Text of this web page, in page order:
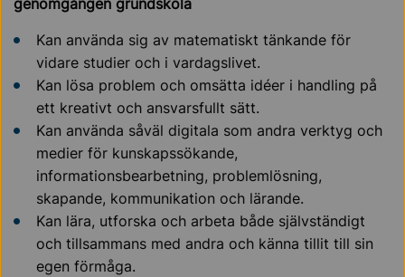
genomgången grundskola
Kan använda sig av matematiskt tänkande för
vidare studier och i vardagslivet.
Kan lösa problem och omsätta idéer i handling på
ett kreativt och ansvarsfullt sätt.
Kan använda såväl digitala som andra verktyg och
medier för kunskapssökande,
informationsbearbetning, problemlösning,
skapande, kommunikation och lärande.
Kan lära, utforska och arbeta både självständigt
och tillsammans med andra och känna tillit till sin
egen förmåga.